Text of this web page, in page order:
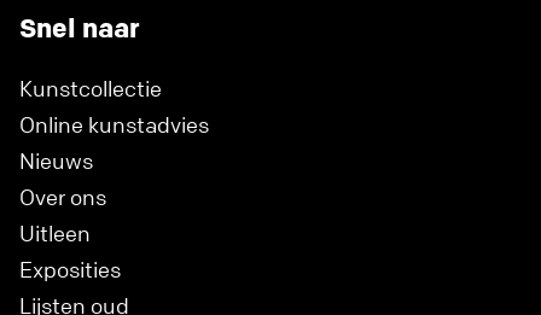
Snel naar
Kunstcollectie
Online kunstadvies
Nieuws
Over ons
Uitleen
Exposities
Lijsten oud